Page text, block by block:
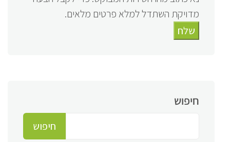
מדויקת השתדל למלא פרטים מלאים.
שלח
חיפוש
חיפוש